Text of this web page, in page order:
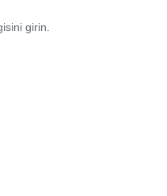
girin.